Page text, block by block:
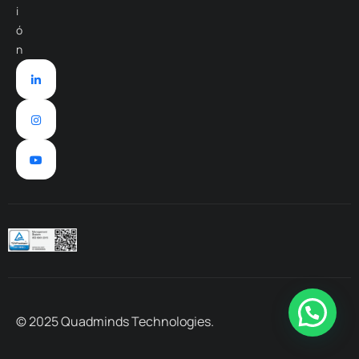
i
ó
n
© 2025 Quadminds Technologies.